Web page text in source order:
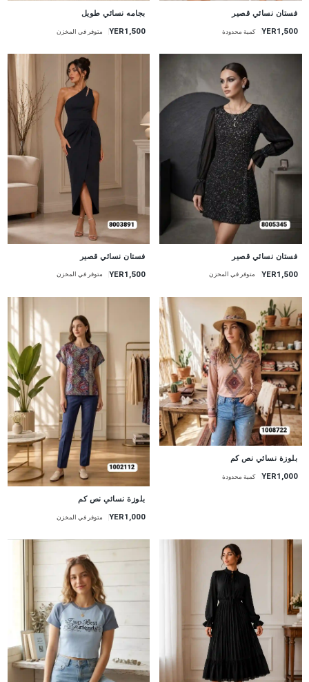
جديد
فستان نسائي قصير
YER1,500 كمية محدودة
جديد
بجامه نسائي طويل
YER1,500 متوفر في المخزن
فستان نسائي قصير
YER1,500 متوفر في المخزن
فستان نسائي قصير
YER1,500 متوفر في المخزن
جديد
بلوزة نسائي نص كم
YER1,000 كمية محدودة
بلوزة نسائي نص كم
YER1,000 متوفر في المخزن